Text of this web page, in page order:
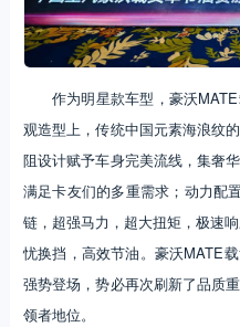
作为明星款车型，豪沃
观造型上，传统中国元素海浪纹
阻设计赋予车身完美流线，集奢
满足卡友们的多重需求；动力配
链，超强马力，超大扭矩，极速
忧换挡，高效节油。豪沃MATE
强势登场，势必再次刷新了品质
领者地位。